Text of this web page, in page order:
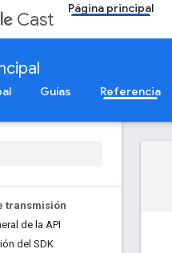
Cast
Página principal
Guías Referencia
transmisión
de la API
del SDK